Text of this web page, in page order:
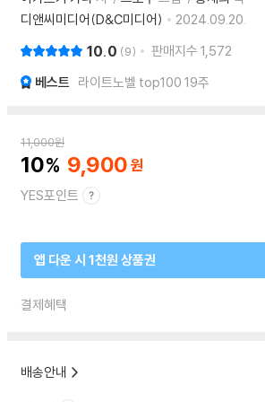
디앤씨미디어(D&C미디어)
2024.09.20.
10.0 9 판매지수 1,572
베스트 라이트노벨 top100 19주
11,000원
10 9,900
YES포인트
앱 다운 시 1천원 상품권
결제혜택
배송안내